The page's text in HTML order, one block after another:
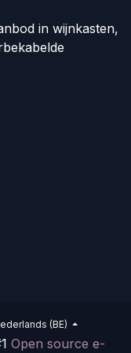
in wijnkasten,
(BE)
Open source e-